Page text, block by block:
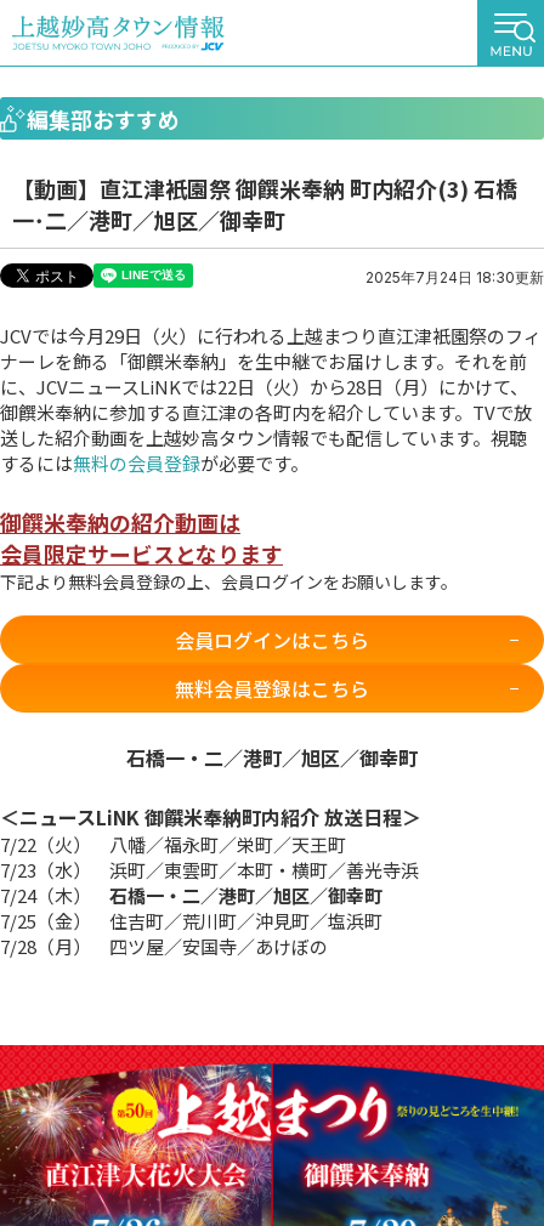
編集部おすすめ
【動画】直江津衹園祭 御饌米奉納 町内紹介(3) 石橋
一･二／港町／旭区／御幸町
2025年7月24日 18:30更新
JCVでは今月29日（火）に行われる上越まつり直江津衹園祭のフィ
ナーレを飾る「御饌米奉納」を生中継でお届けします。それを前
に、JCVニュースLiNKでは22日（火）から28日（月）にかけて、
御饌米奉納に参加する直江津の各町内を紹介しています。TVで放
送した紹介動画を上越妙高タウン情報でも配信しています。視聴
するには無料の会員登録が必要です。
御饌米奉納の紹介動画は
会員限定サービスとなります
下記より無料会員登録の上、会員ログインをお願いします。
会員ログインはこちら
無料会員登録はこちら
石橋一・二／港町／旭区／御幸町
＜ニュースLiNK 御饌米奉納町内紹介 放送日程＞
7/22（火） 八幡／福永町／栄町／天王町
7/23（水） 浜町／東雲町／本町・横町／善光寺浜
7/24（木） 石橋一・二／港町／旭区／御幸町
7/25（金） 住吉町／荒川町／沖見町／塩浜町
7/28（月） 四ツ屋／安国寺／あけぼの